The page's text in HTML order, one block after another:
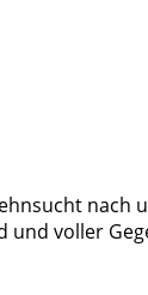
voller